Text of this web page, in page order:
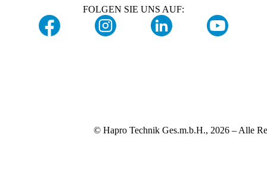
FOLGEN SIE UNS AUF:
© Hapro Technik Ges.m.b.H., 2026 – Alle